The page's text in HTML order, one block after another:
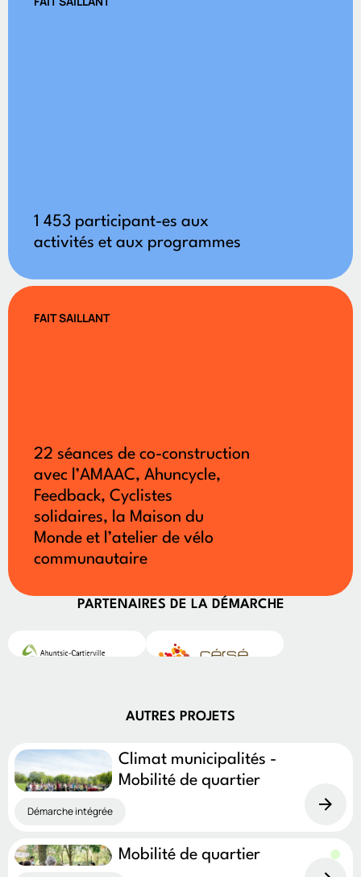
1 453 participant-es aux
activités et aux programmes
FAIT SAILLANT
22 séances de co-construction
avec l’AMAAC, Ahuncycle,
Feedback, Cyclistes
solidaires, la Maison du
Monde et l’atelier de vélo
communautaire
PARTENAIRES DE LA DÉMARCHE
AUTRES PROJETS
Climat municipalités -
Mobilité de quartier
Démarche intégrée
Mobilité de quartier